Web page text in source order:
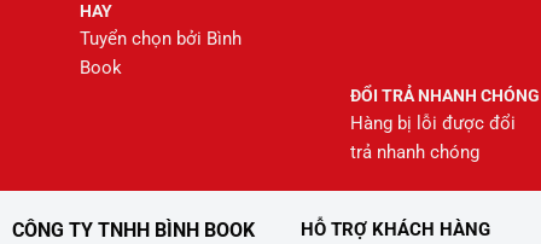
HAY
Tuyển chọn bởi Bình
Book
ĐỔI TRẢ NHANH CHÓNG
Hàng bị lỗi được đổi
trả nhanh chóng
CÔNG TY TNHH BÌNH BOOK
HỖ TRỢ KHÁCH HÀNG